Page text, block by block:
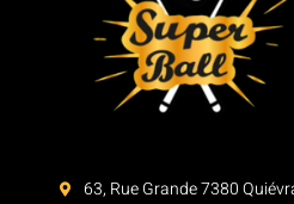
63, Rue Grande 7380